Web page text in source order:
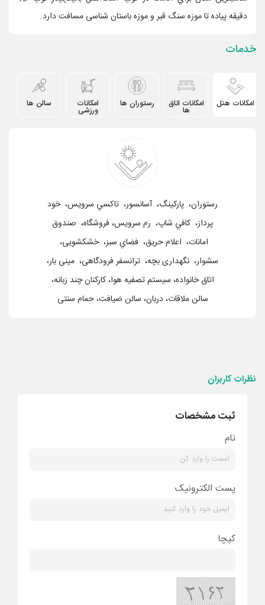
دقیقه پیاده تا موزه سنگ قبر و موزه باستان شناسی مسافت دارد.
خدمات
امکانات هتل امکانات اتاق
ها
رستوران ها امکانات
ورزشی
سالن ها
رستوران، پارکينگ، آسانسور، تاکسي سرويس، خود
پرداز، کافي شاپ، رم سرويس، فروشگاه، صندوق
امانات، اعلام حريق، فضاي سبز، خشکشویی،
سشوار، نگهداری بچه، ترانسفر فرودگاهی، مینی بار،
اتاق خانواده، سیستم تصفیه هوا، کارکنان چند زبانه،
سالن ملاقات، دربان، سالن ضیافت، حمام سنتی
نظرات کاربران
ثبت مشخصات
نام
پست الکترونیک
کپچا